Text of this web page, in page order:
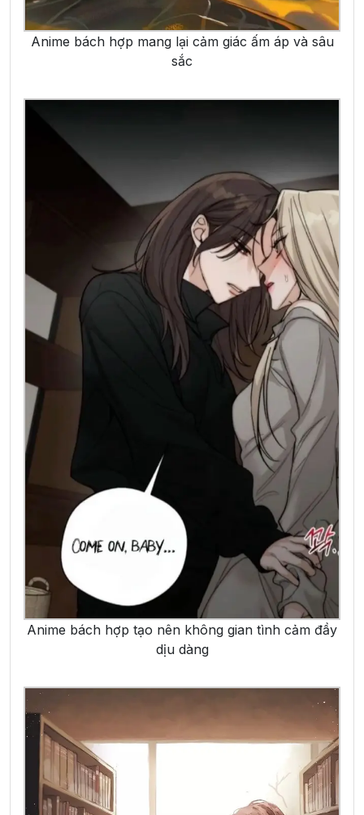
Anime bách hợp mang lại cảm giác ấm áp và sâu
sắc
Anime bách hợp tạo nên không gian tình cảm đầy
dịu dàng